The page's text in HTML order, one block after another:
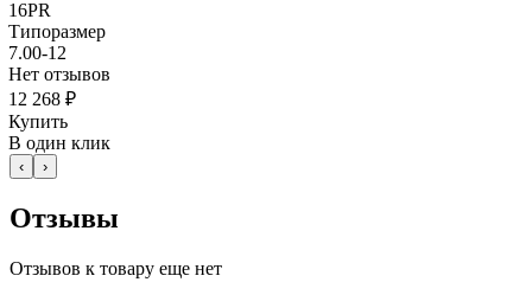
16PR
Типоразмер
7.00-12
Нет отзывов
12 268 ₽
Купить
В один клик
‹ ›
Отзывы
Отзывов к товару еще нет